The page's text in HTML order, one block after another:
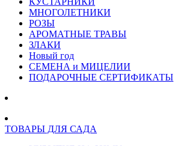
МНОГОЛЕТНИКИ
РОЗЫ
АРОМАТНЫЕ ТРАВЫ
ЗЛАКИ
Новый год
СЕМЕНА и МИЦЕЛИИ
ПОДАРОЧНЫЕ СЕРТИФИКАТЫ
ТОВАРЫ ДЛЯ САДА